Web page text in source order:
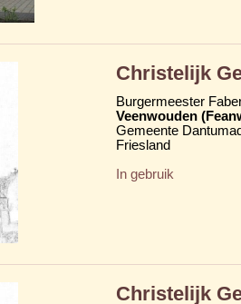
Christelijk
Burgermeester
Veenwouden
Gemeente
Friesland
In gebruik
Christelijk